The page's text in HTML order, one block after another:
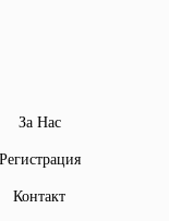
За Нас
Регистрация
Контакт